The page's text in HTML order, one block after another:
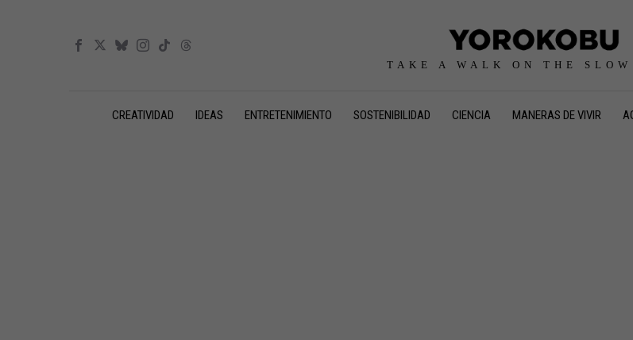
TAKE A WALK ON THE
CREATIVIDAD IDEAS ENTRETENIMIENTO SOSTENIBILIDAD CIENCIA MANERAS DE VIVIR